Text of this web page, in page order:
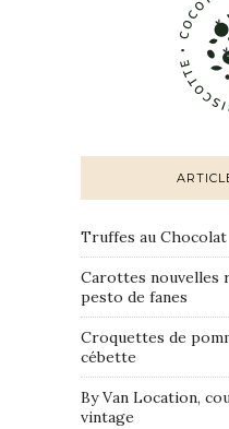
Truffes au Chocolat
Carottes nouvelles
pesto de fanes
Croquettes de
cébette
By Van Location,
vintage